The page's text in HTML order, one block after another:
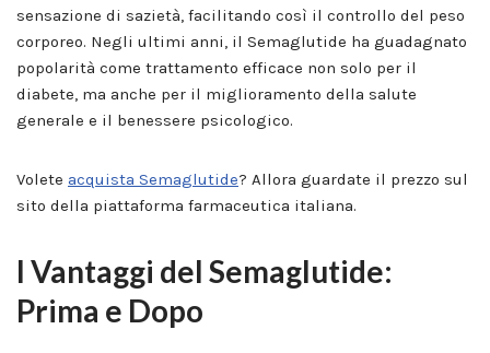
sensazione di sazietà, facilitando così il controllo del peso
corporeo. Negli ultimi anni, il Semaglutide ha guadagnato
popolarità come trattamento efficace non solo per il
diabete, ma anche per il miglioramento della salute
generale e il benessere psicologico.
Volete acquista Semaglutide? Allora guardate il prezzo sul
sito della piattaforma farmaceutica italiana.
I Vantaggi del Semaglutide:
Prima e Dopo